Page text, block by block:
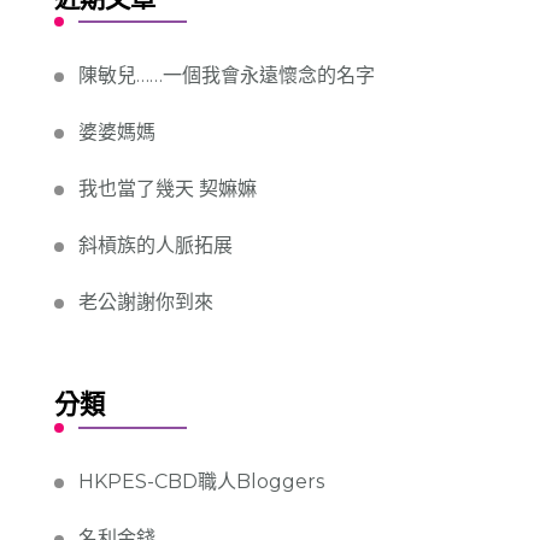
陳敏兒……一個我會永遠懷念的名字
婆婆媽媽
我也當了幾天 契嫲嫲
斜槓族的人脈拓展
老公謝謝你到來
分類
HKPES-CBD職人Bloggers